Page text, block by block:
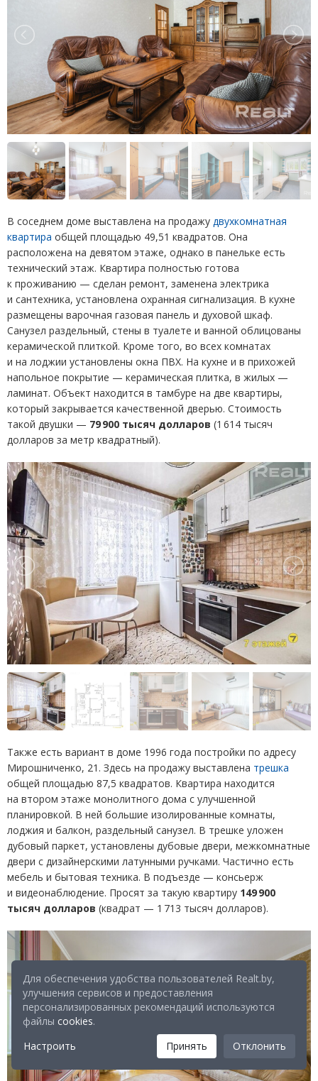
В соседнем доме выставлена на продажу двухкомнатная
квартира общей площадью 49,51 квадратов. Она
расположена на девятом этаже, однако в панельке есть
технический этаж. Квартира полностью готова
к проживанию — сделан ремонт, заменена электрика
и сантехника, установлена охранная сигнализация. В кухне
размещены варочная газовая панель и духовой шкаф.
Санузел раздельный, стены в туалете и ванной облицованы
керамической плиткой. Кроме того, во всех комнатах
и на лоджии установлены окна ПВХ. На кухне и в прихожей
напольное покрытие — керамическая плитка, в жилых —
ламинат. Объект находится в тамбуре на две квартиры,
который закрывается качественной дверью. Стоимость
такой двушки — 79 900 тысяч долларов (1 614 тысяч
долларов за метр квадратный).
Также есть вариант в доме 1996 года постройки по адресу
Мирошниченко, 21. Здесь на продажу выставлена трешка
общей площадью 87,5 квадратов. Квартира находится
на втором этаже монолитного дома с улучшенной
планировкой. В ней большие изолированные комнаты,
лоджия и балкон, раздельный санузел. В трешке уложен
дубовый паркет, установлены дубовые двери, межкомнатные
двери с дизайнерскими латунными ручками. Частично есть
мебель и бытовая техника. В подъезде — консьерж
и видеонаблюдение. Просят за такую квартиру 149 900
тысяч долларов (квадрат — 1 713 тысяч долларов).
Для обеспечения удобства пользователей Realt.by,
улучшения сервисов и предоставления
персонализированных рекомендаций используются
файлы cookies.
Настроить
Принять Отклонить